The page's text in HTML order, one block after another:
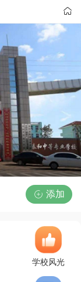

 添加
学校风光